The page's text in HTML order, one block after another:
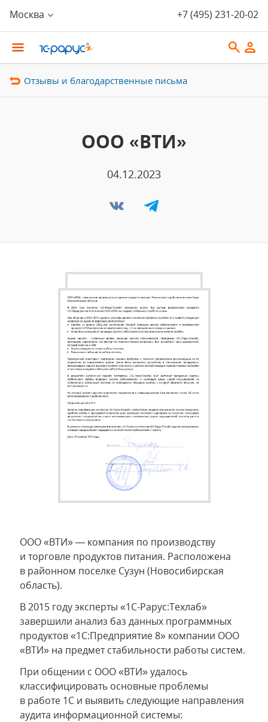
Москва +7 (495) 231-20-02
Отзывы и благодарственные письма
ООО «ВТИ»
04.12.2023
ООО «ВТИ» — компания по производству
и торговле продуктов питания. Расположена
в районном поселке Сузун (Новосибирская
область).
В 2015 году эксперты «1С-Рарус:Техлаб»
завершили анализ баз данных программных
продуктов «1С:Предприятие 8» компании ООО
«ВТИ» на предмет стабильности работы систем.
При общении с ООО «ВТИ» удалось
классифицировать основные проблемы
в работе 1С и выявить следующие направления
аудита информационной системы: